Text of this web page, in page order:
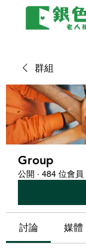
群組
Group
公開 · 484 位會員
討論 媒體